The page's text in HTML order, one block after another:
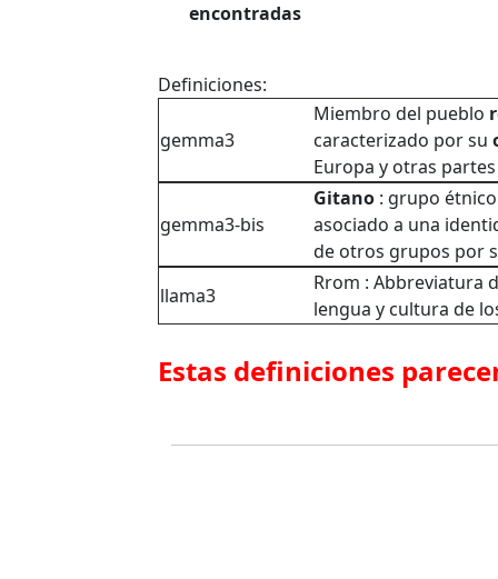
encontradas
Definiciones:
gemma3
Miembro del pueblo
caracterizado por su
Europa y otras
gemma3-bis
Gitano : grupo
asociado a una
de otros grupos por
llama3
Rrom : Abbreviatura
lengua y cultura de
Estas definiciones